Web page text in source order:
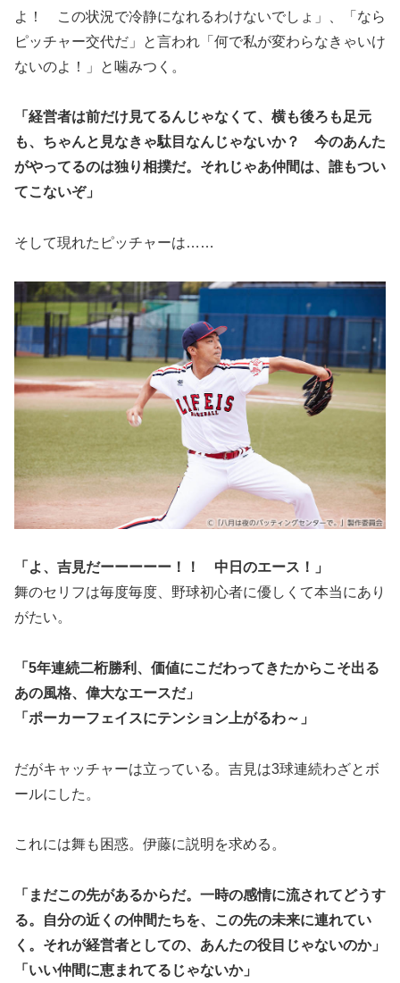
よ！ この状況で冷静になれるわけないでしょ」、「なら
ピッチャー交代だ」と言われ「何で私が変わらなきゃいけ
ないのよ！」と噛みつく。
「経営者は前だけ見てるんじゃなくて、横も後ろも足元
も、ちゃんと見なきゃ駄目なんじゃないか？ 今のあんた
がやってるのは独り相撲だ。それじゃあ仲間は、誰もつい
てこないぞ」
そして現れたピッチャーは……
「よ、吉見だーーーーー！！ 中日のエース！」
舞のセリフは毎度毎度、野球初心者に優しくて本当にあり
がたい。
「5年連続二桁勝利、価値にこだわってきたからこそ出る
あの風格、偉大なエースだ」
「ポーカーフェイスにテンション上がるわ～」
だがキャッチャーは立っている。吉見は3球連続わざとボ
ールにした。
これには舞も困惑。伊藤に説明を求める。
「まだこの先があるからだ。一時の感情に流されてどうす
る。自分の近くの仲間たちを、この先の未来に連れてい
く。それが経営者としての、あんたの役目じゃないのか」
「いい仲間に恵まれてるじゃないか」